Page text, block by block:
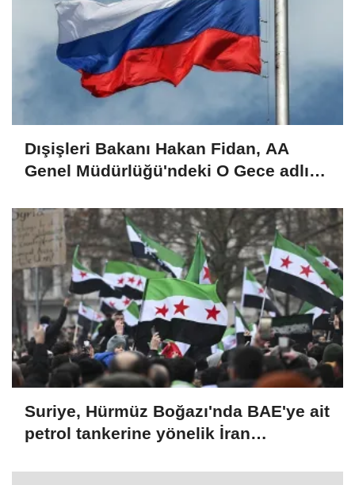
Dışişleri Bakanı Hakan Fidan, AA
Genel Müdürlüğü'ndeki O Gece adlı
Suriye, Hürmüz Boğazı'nda BAE'ye ait
petrol tankerine yönelik İran